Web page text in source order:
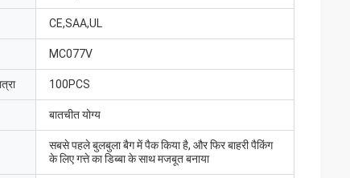
CE,SAA,UL
MC077V
100PCS
बातचीत योग्य
सबसे पहले बुलबुला बैग में पैक किया है, और फिर बाहरी पैकिंग
के लिए गत्ते का डिब्बा के साथ मजबूत बनाया